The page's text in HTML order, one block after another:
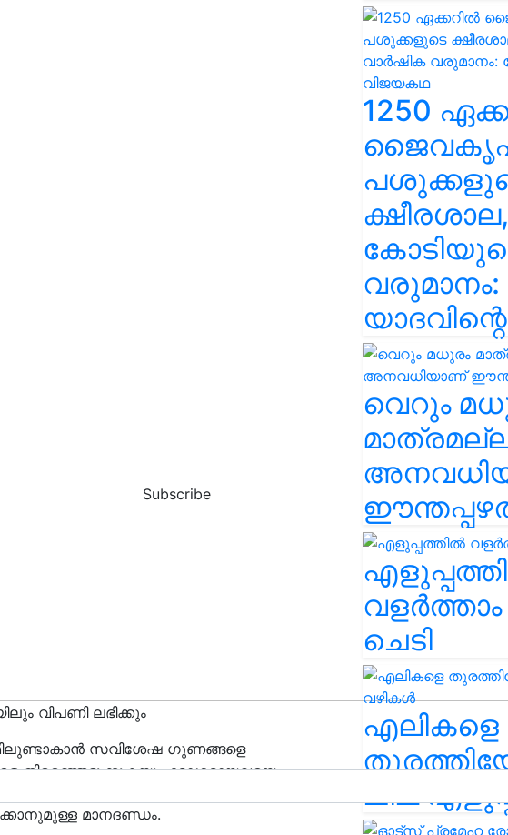
Subscribe
വിപണി ലഭിക്കും
സവിശേഷ ഗുണങ്ങളെ
തിരഞ്ഞെടുക്കുകയും മോശമായവയെ
എന്നറിയപ്പെടുന്ന ജനിതക ഗുണങ്ങളിലെ
മാനദണ്ഡം.
1250
വരുമാനം:
വെറും
ചെടി
എലികളെ
ചില